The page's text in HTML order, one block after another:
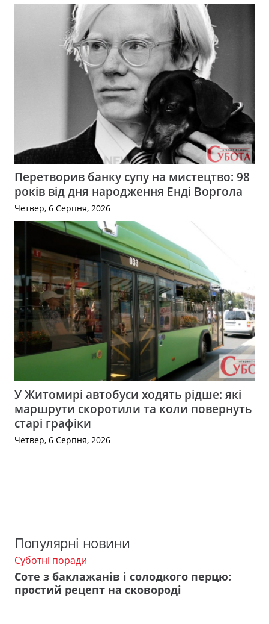
Перетворив банку супу на мистецтво: 98
років від дня народження Енді Воргола
Четвер, 6 Серпня, 2026
У Житомирі автобуси ходять рідше: які
маршрути скоротили та коли повернуть
старі графіки
Четвер, 6 Серпня, 2026
Популярні новини
Суботні поради
Соте з баклажанів і солодкого перцю:
простий рецепт на сковороді